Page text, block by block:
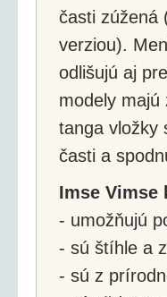
časti zúžená
verziou).
odlišujú aj
modely
tanga vložky
časti a
Imse Vimse
- umožňujú
- sú štíhle a
- sú z